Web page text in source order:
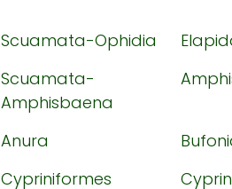
Scuamata-Ophidia
Scuamata-
Amphisbaena
Anura
Cypriniformes